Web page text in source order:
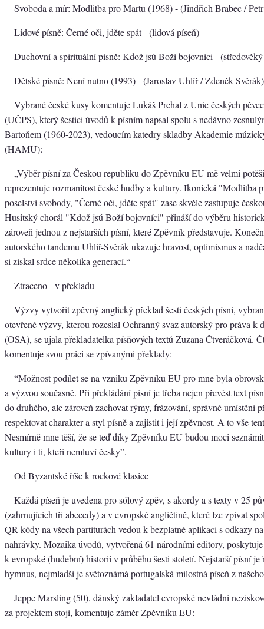
Svoboda a mír: Modlitba pro Martu (1968) - (Jindřich Brabec /
Lidové písně: Černé oči, jděte spát - (lidová píseň)
Duchovní a spirituální písně: Kdož jsú Boží bojovníci -
Dětské písně: Není nutno (1993) - (Jaroslav Uhlíř / Zdeněk Svěrák)
Vybrané české kusy komentuje Lukáš Prchal z Unie českých
(UČPS), který šestici úvodů k písním napsal spolu s nedávno
Bartoňem (1960-2023), vedoucím katedry skladby Akademie
(HAMU):
„Výběr písní za Českou republiku do Zpěvníku EU mě velmi
reprezentuje rozmanitost české hudby a kultury. Ikonická "Modlitba
poselství svobody, "Černé oči, jděte spát" zase skvěle zastupuje
Husitský chorál "Kdož jsú Boží bojovníci" přináší do výběru
zároveň jednou z nejstarších písní, které Zpěvník představuje.
autorského tandemu Uhlíř-Svěrák ukazuje hravost, optimismus a
si získal srdce několika generací.“
Ztraceno - v překladu
Výzvy vytvořit zpěvný anglický překlad šesti českých písní,
otevřené výzvy, kterou rozeslal Ochranný svaz autorský pro práva k
(OSA), se ujala překladatelka písňových textů Zuzana Čtveráčková.
komentuje svou práci se zpívanými překlady:
“Možnost podílet se na vzniku Zpěvníku EU pro mne byla
a výzvou současně. Při překládání písní je třeba nejen převést text
do druhého, ale zároveň zachovat rýmy, frázování, správné umístění
respektovat charakter a styl písně a zajistit i její zpěvnost. A to vše
Nesmírně mne těší, že se teď díky Zpěvníku EU budou moci
kultury i ti, kteří nemluví česky”.
Od Byzantské říše k rockové klasice
Každá píseň je uvedena pro sólový zpěv, s akordy a s texty v 25
(zahrnujících tři abecedy) a v evropské angličtině, které lze zpívat
QR-kódy na všech partiturách vedou k bezplatné aplikaci s odkazy
nahrávky. Mozaika úvodů, vytvořená 61 národními editory,
k evropské (hudební) historii v průběhu šesti století. Nejstarší písní je
hymnus, nejmladší je světoznámá portugalská milostná píseň z
Jeppe Marsling (50), dánský zakladatel evropské nevládní
za projektem stojí, komentuje záměr Zpěvníku EU: